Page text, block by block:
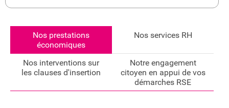
Nos prestations
économiques
Nos services RH
Nos interventions sur
les clauses d'insertion
Notre engagement
citoyen en appui de vos
démarches RSE